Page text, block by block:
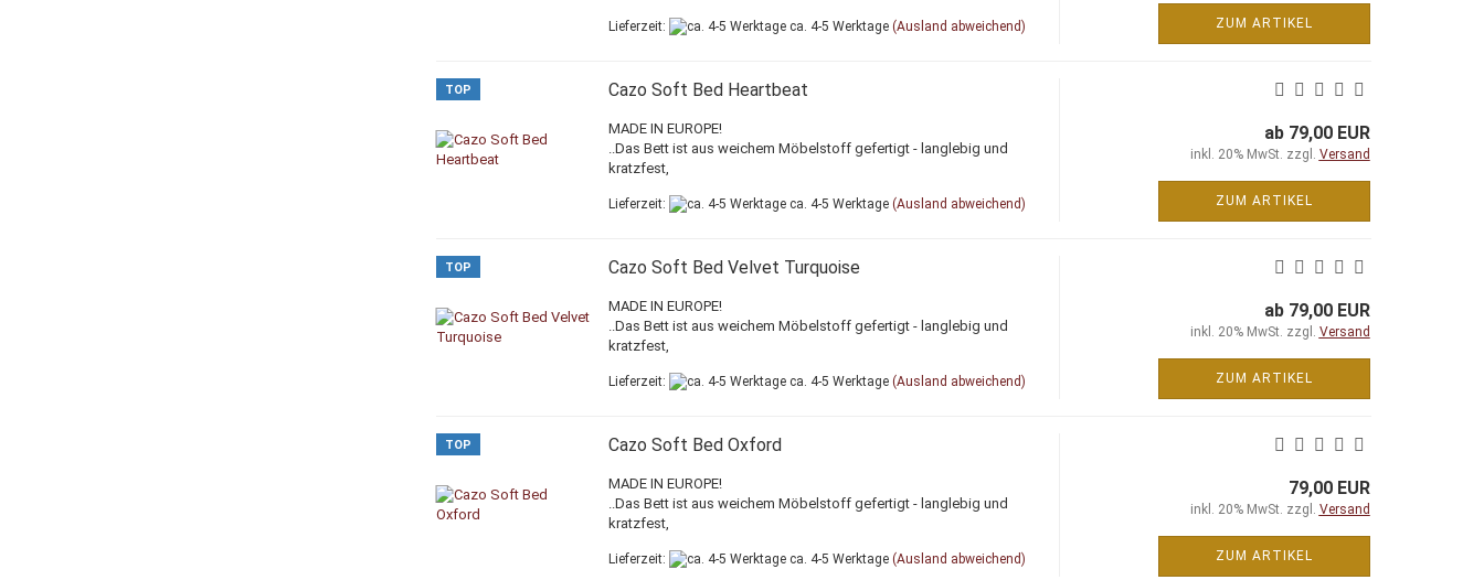
Lieferzeit: ca. 4-5 Werktage (Ausland abweichend) ZUM ARTIKEL
TOP Cazo Soft Bed Heartbeat
MADE IN EUROPE!
..Das Bett ist aus weichem Möbelstoff gefertigt - langlebig und
kratzfest,
Lieferzeit: ca. 4-5 Werktage (Ausland abweichend)
ab 79,00 EUR
inkl. 20% MwSt. zzgl. Versand
ZUM ARTIKEL
TOP Cazo Soft Bed Velvet Turquoise
MADE IN EUROPE!
..Das Bett ist aus weichem Möbelstoff gefertigt - langlebig und
kratzfest,
Lieferzeit: ca. 4-5 Werktage (Ausland abweichend)
ab 79,00 EUR
inkl. 20% MwSt. zzgl. Versand
ZUM ARTIKEL
TOP Cazo Soft Bed Oxford
MADE IN EUROPE!
..Das Bett ist aus weichem Möbelstoff gefertigt - langlebig und
kratzfest,
Lieferzeit: ca. 4-5 Werktage (Ausland abweichend)
79,00 EUR
inkl. 20% MwSt. zzgl. Versand
ZUM ARTIKEL